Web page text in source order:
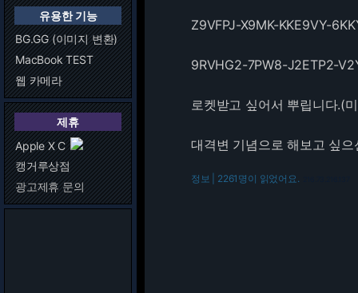
유용한 기능
BG.GG (이미지 변환)
MacBook TEST
웹 카메라
제휴
Apple X C
캥거루상점
광고제휴 문의
Z9VFPJ-X9MK-KKE9VY-
9RVHG2-7PW8-J2ETP2-
로켓받고 싶어서 뿌립니다.(
대격변 기념으로 해보고 싶
정보 | 2261명이 읽었어요.